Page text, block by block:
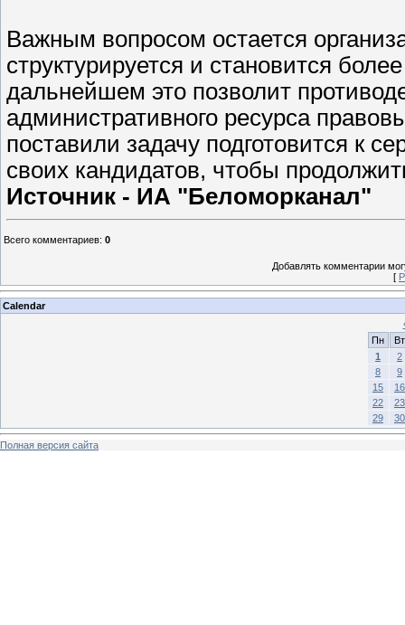
Важным вопросом остается
структурируется и становится
дальнейшем это позволит
административного ресурса
поставили задачу подготовится к
своих кандидатов, чтобы
Источник - ИА "Беломорканал"
Всего комментариев: 0
Добавлять комментарии
[
Calendar
Пн
Вт
1
2
8
9
15
16
22
23
29
30
Полная версия сайта